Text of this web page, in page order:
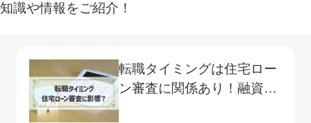
知識や情報をご紹介！
転職タイミングは住宅ロー
ン審査に関係あり！融資実
行後の転職がおすすめ